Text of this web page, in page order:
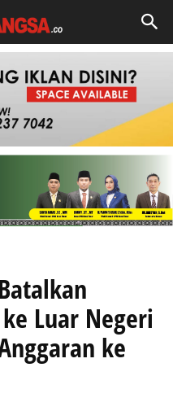
Luar Negeri
ke